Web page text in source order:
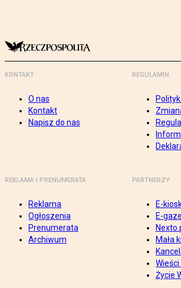
KONTAKT
O nas
Kontakt
Napisz do nas
REGULAMIN
REKLAMA I PRENUMERATA
Reklama
Ogłoszenia
Prenumerata
Archiwum
PARTNERZY
E-
E-
Mała
Życie